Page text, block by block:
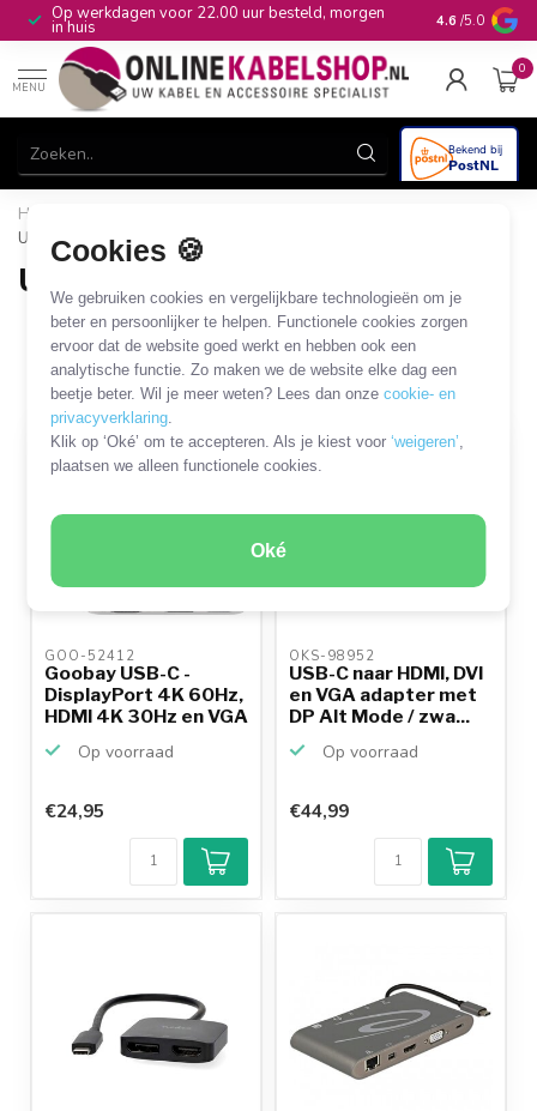
Cookies 🍪
We gebruiken cookies en vergelijkbare technologieën om je
beter en persoonlijker te helpen. Functionele cookies zorgen
ervoor dat de website goed werkt en hebben ook een
analytische functie. Zo maken we de website elke dag een
beetje beter. Wil je meer weten? Lees dan onzecookie- en
privacyverklaring.
Klik op ‘Oké’ om te accepteren. Als je kiest voor‘weigeren’,
plaatsen we alleen functionele cookies.
Oké
Op werkdagen voor 22.00 uur besteld, morgen
in huis 10+jaar
4.6 /5.0
MENU
0
Home
USB-C multi-port adapters
USB-C multi-port adapters
18 PRODUCTEN
Filters SORTEER OP
OP = OP
GOO-52412
Goobay USB-C -
DisplayPort 4K 60Hz,
HDMI 4K 30Hz en VGA
Op voorraad
€24,95
OKS-98952
USB-C naar HDMI, DVI
en VGA adapter met
DP Alt Mode / zwa...
Op voorraad
€44,99